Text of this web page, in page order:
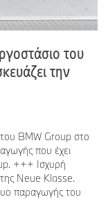
κατασκευαστής
ενώ παράλληλα
περιλαμβάνει
τον κόσμο. Η
σε περισσότερες
εκατομμύρια
έτος 2024
ανήλθαν στα 142,4
2024, το BMW
ατόμων.
του
την
BMW Group στο
που έχει
+++ Ισχυρή
Neue Klasse.
παραγωγής του